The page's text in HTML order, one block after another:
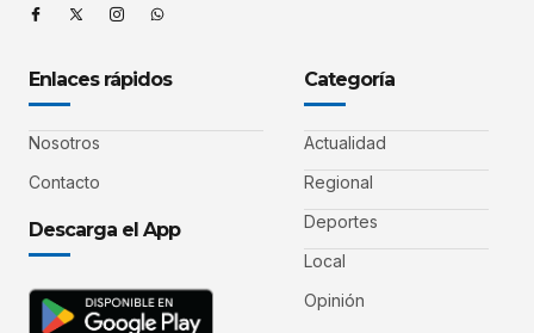
Enlaces rápidos
Nosotros
Contacto
Descarga el App
Categoría
Actualidad
Regional
Deportes
Local
Opinión